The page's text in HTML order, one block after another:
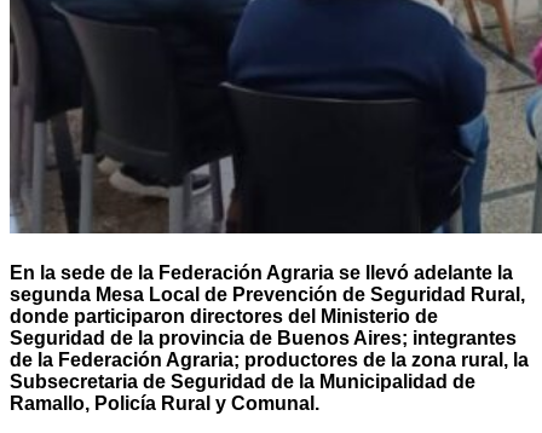
En la sede de la Federación Agraria se llevó adelante la
segunda Mesa Local de Prevención de Seguridad Rural,
donde participaron directores del Ministerio de
Seguridad de la provincia de Buenos Aires; integrantes
de la Federación Agraria; productores de la zona rural, la
Subsecretaria de Seguridad de la Municipalidad de
Ramallo, Policía Rural y Comunal.